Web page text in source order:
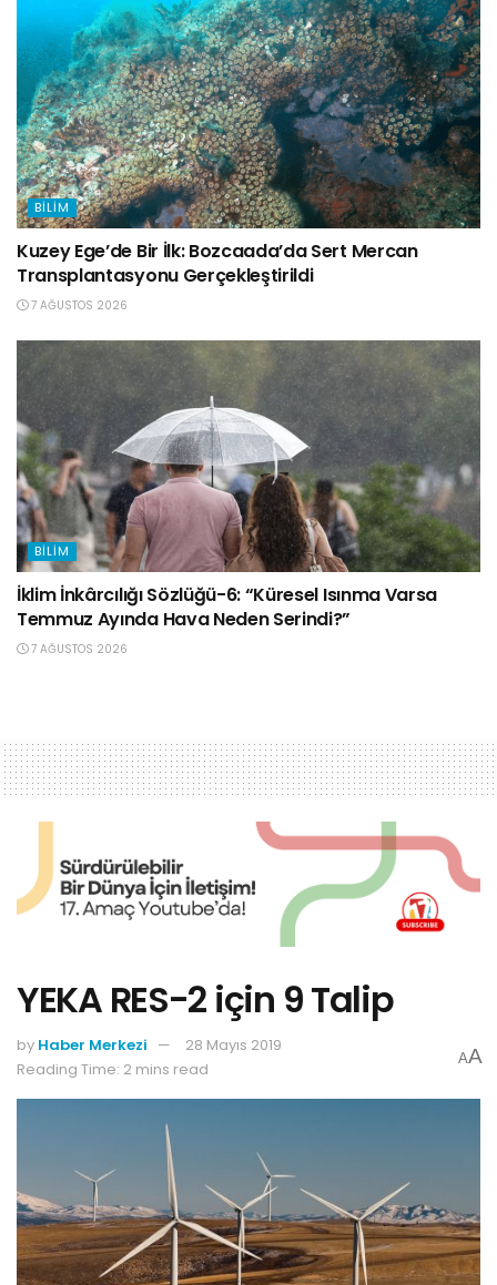
BILIM
Kuzey Ege’de Bir İlk: Bozcaada’da Sert Mercan
Transplantasyonu Gerçekleştirildi
7 AĞUSTOS 2026
BILIM
İklim İnkârcılığı Sözlüğü-6: “Küresel Isınma Varsa
Temmuz Ayında Hava Neden Serindi?”
7 AĞUSTOS 2026
YEKA RES-2 için 9 Talip
by Haber Merkezi
28 Mayıs 2019
Reading Time: 2 mins read
AA